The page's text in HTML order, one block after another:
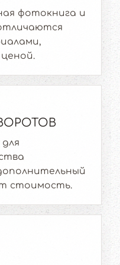
фотокнига и
стоимость.